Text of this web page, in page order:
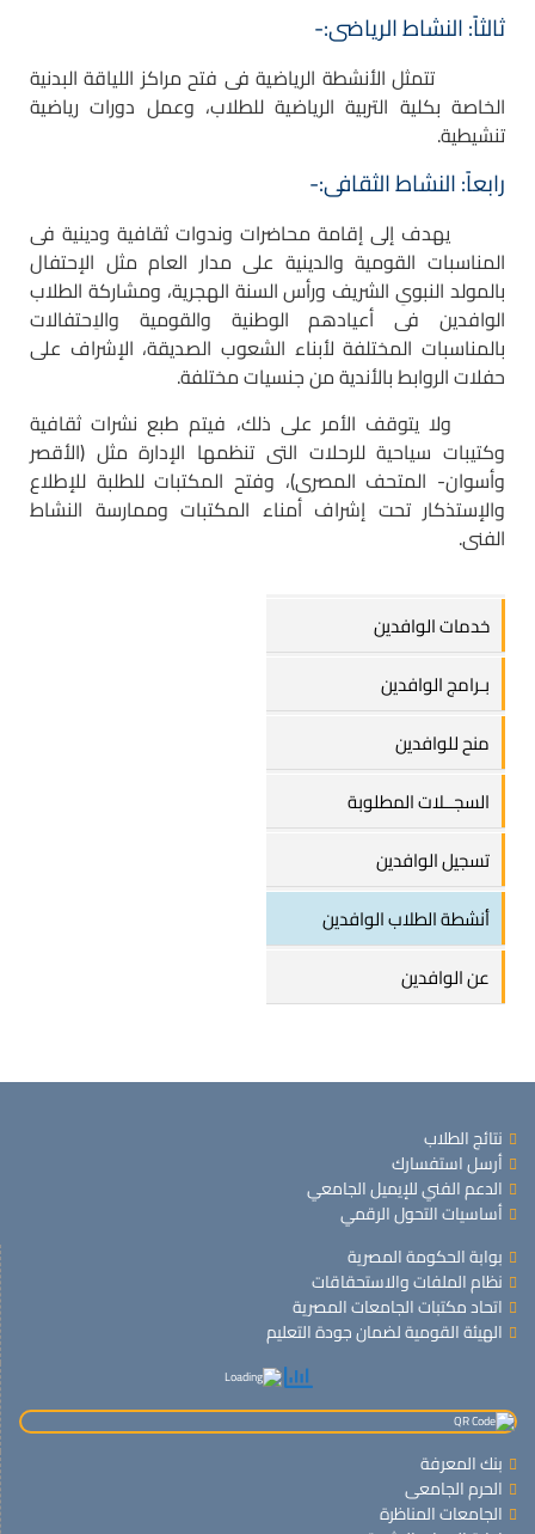
ثالثاً: النشاط الرياضى:-
تتمثل الأنشطة الرياضية فى فتح مراكز اللياقة البدنية
الخاصة بكلية التربية الرياضية للطلاب، وعمل دورات رياضية
تنشيطية.
رابعاً: النشاط الثقافى:-
يهدف إلى إقامة محاضرات وندوات ثقافية ودينية فى
المناسبات القومية والدينية على مدار العام مثل الإحتفال
بالمولد النبوىِ الشريف ورأس السنة الهجرية، ومشاركة الطلاب
الوافدين فى أعيادهم الوطنية والقومية والاِحتفالات
بالمناسبات المختلفة لأبناء الشعوب الصديقة، الإشراف على
حفلات الروابط بالأندية من جنسيات مختلفة.
ولا يتوقف الأمر على ذلك، فيتم طبع نشرات ثقافية
وكتيبات سياحية للرحلات التى تنظمها الإدارة مثل (الأقصر
وأسوان- المتحف المصرى)، وفتح المكتبات للطلبة للإطلاع
والإستذكار تحت إشراف أمناء المكتبات وممارسة النشاط
الفنى.
خدمات الوافدين
بـرامج الوافدين
منح للوافدين
السجــلات المطلوبة
تسجيل الوافدين
أنشطة الطلاب الوافدين
عن الوافدين
نتائج الطلاب
أرسل استفسارك
الدعم الفني للإيميل الجامعي
أساسيات التحول الرقمي
بوابة الحكومة المصرية
نظام الملفات والاستحقاقات
اتحاد مكتبات الجامعات المصرية
الهيئة القومية لضمان جودة التعليم
بنك المعرفة
الحرم الجامعى
الجامعات المناظرة